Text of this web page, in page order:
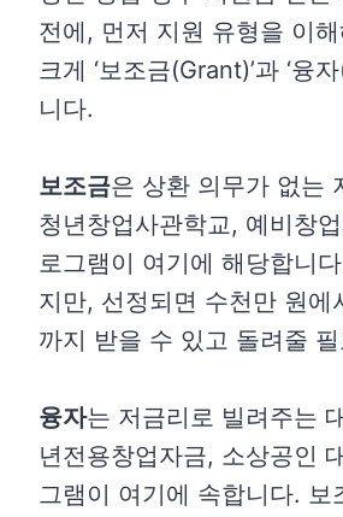
전에, 먼저 지원 유형을 이
크게 ‘보조금(Grant)’과 ‘융
니다.
보조금은 상환 의무가 없는
청년창업사관학교, 예비창
로그램이 여기에 해당합니
지만, 선정되면 수천만 원에
까지 받을 수 있고 돌려줄
융자는 저금리로 빌려주는
년전용창업자금, 소상공인
그램이 여기에 속합니다. 보